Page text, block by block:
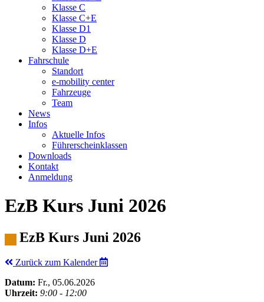
Klasse C
Klasse C+E
Klasse D1
Klasse D
Klasse D+E
Fahrschule
Standort
e-mobility center
Fahrzeuge
Team
News
Infos
Aktuelle Infos
Führerscheinklassen
Downloads
Kontakt
Anmeldung
EzB Kurs Juni 2026
EzB Kurs Juni 2026
Zurück zum Kalender
Datum: Fr., 05.06.2026
Uhrzeit: 9:00 - 12:00